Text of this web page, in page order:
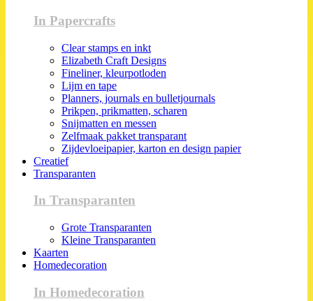
In Papercrafts
Clear stamps en inkt
Elizabeth Craft Designs
Fineliner, kleurpotloden
Lijm en tape
Planners, journals en bulletjournals
Prikpen, prikmatten, scharen
Snijmatten en messen
Zelfmaak pakket transparant
Zijdevloeipapier, karton en design papier
Creatief
Transparanten
In Transparanten
Grote Transparanten
Kleine Transparanten
Kaarten
Homedecoration
In Homedecoration